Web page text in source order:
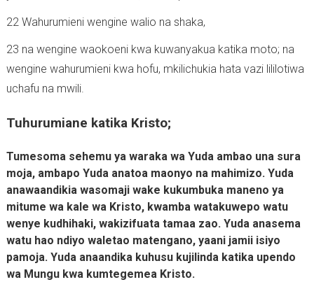
22 Wahurumieni wengine walio na shaka,
23 na wengine waokoeni kwa kuwanyakua katika moto; na
wengine wahurumieni kwa hofu, mkilichukia hata vazi lililotiwa
uchafu na mwili.
Tuhurumiane katika Kristo;
Tumesoma sehemu ya waraka wa Yuda ambao una sura
moja, ambapo Yuda anatoa maonyo na mahimizo. Yuda
anawaandikia wasomaji wake kukumbuka maneno ya
mitume wa kale wa Kristo, kwamba watakuwepo watu
wenye kudhihaki, wakizifuata tamaa zao. Yuda anasema
watu hao ndiyo waletao matengano, yaani jamii isiyo
pamoja. Yuda anaandika kuhusu kujilinda katika upendo
wa Mungu kwa kumtegemea Kristo.